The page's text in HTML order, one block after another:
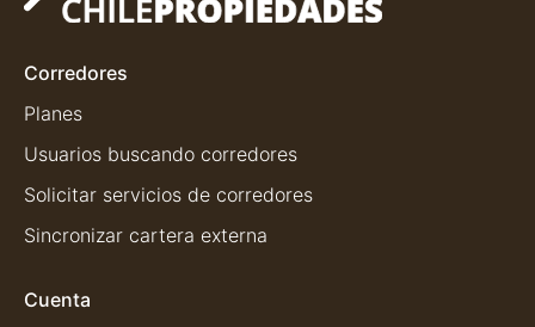
Corredores
Planes
Usuarios buscando corredores
Solicitar servicios de corredores
Sincronizar cartera externa
Cuenta